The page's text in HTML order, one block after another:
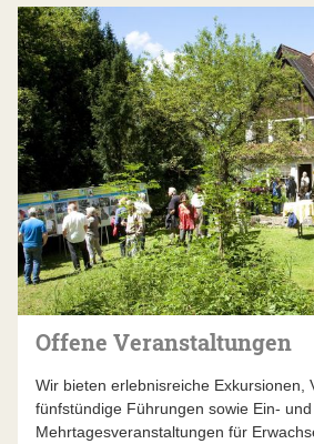
Offene Veranstaltungen
Wir bieten erlebnisreiche Exkursionen,
fünfstündige Führungen sowie Ein- und
Mehrtagesveranstaltungen für